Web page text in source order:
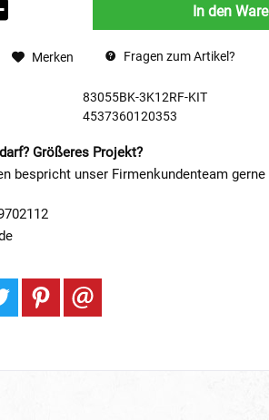
In den
Merken Fragen zum Artikel?
83055BK-3K12RF-KIT
4537360120353
Größeres Projekt?
bespricht unser Firmenkundenteam gerne